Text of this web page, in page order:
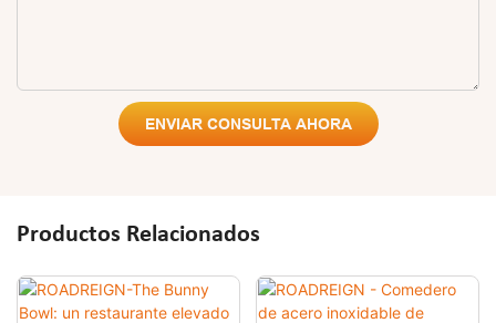
ENVIAR CONSULTA AHORA
Productos Relacionados